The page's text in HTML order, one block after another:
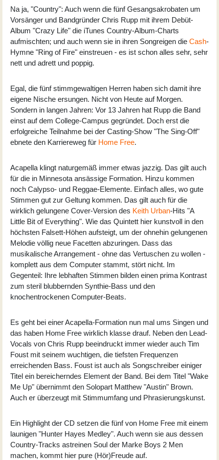
Na ja, "Country": Auch wenn die fünf Gesangsakrobaten um
Vorsänger und Bandgründer Chris Rupp mit ihrem Debüt-
Album "Crazy Life" die iTunes Country-Album-Charts
aufmischten; und auch wenn sie in ihren Songreigen die Cash-
Hymne "Ring of Fire" einstreuen - es ist schon alles sehr, sehr
nett und adrett und poppig.
Egal, die fünf stimmgewaltigen Herren haben sich damit ihre
eigene Nische ersungen. Nicht von Heute auf Morgen.
Sondern in langen Jahren: Vor 13 Jahren hat Rupp die Band
einst auf dem College-Campus gegründet. Doch erst die
erfolgreiche Teilnahme bei der Casting-Show "The Sing-Off"
ebnete den Karriereweg für Home Free.
Acapella klingt naturgemäß immer etwas jazzig. Das gilt auch
für die in Minnesota ansässige Formation. Hinzu kommen
noch Calypso- und Reggae-Elemente. Einfach alles, wo gute
Stimmen gut zur Geltung kommen. Das gilt auch für die
wirklich gelungene Cover-Version des Keith Urban-Hits "A
Little Bit of Everything". Wie das Quintett hier kunstvoll in den
höchsten Falsett-Höhen aufsteigt, um der ohnehin gelungenen
Melodie völlig neue Facetten abzuringen. Dass das
musikalische Arrangement - ohne das Vertuschen zu wollen -
komplett aus dem Computer stammt, stört nicht. Im
Gegenteil: Ihre lebhaften Stimmen bilden einen prima Kontrast
zum steril blubbernden Synthie-Bass und den
knochentrockenen Computer-Beats.
Es geht bei einer Acapella-Formation nun mal ums Singen und
das haben Home Free wirklich klasse drauf. Neben den Lead-
Vocals von Chris Rupp beeindruckt immer wieder auch Tim
Foust mit seinem wuchtigen, die tiefsten Frequenzen
erreichenden Bass. Foust ist auch als Songschreiber einiger
Titel ein bereicherndes Element der Band. Bei dem Titel "Wake
Me Up" übernimmt den Solopart Matthew "Austin" Brown.
Auch er überzeugt mit Stimmumfang und Phrasierungskunst.
Ein Highlight der CD setzen die fünf von Home Free mit einem
launigen "Hunter Hayes Medley". Auch wenn sie aus dessen
Country-Tracks astreinen Soul der Marke Boys 2 Men
machen, kommt hier pure (Hör)Freude auf.